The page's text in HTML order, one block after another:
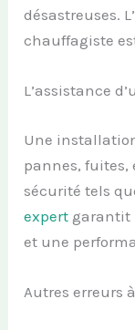
désastreuses.
chauffagiste
L’assistance
Une
pannes, fuites,
sécurité tels
expert garantit
et une
Autres erreurs